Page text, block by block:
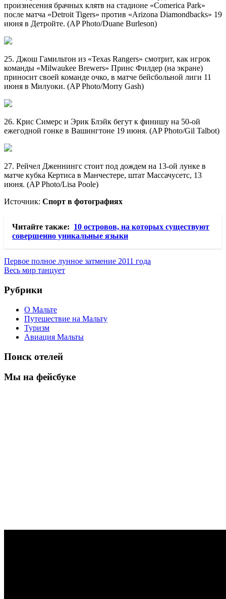
произнесения брачных клятв на стадионе «Comerica Park»
после матча «Detroit Tigers» против «Arizona Diamondbacks» 19
июня в Детройте. (AP Photo/Duane Burleson)
25. Джош Гамильтон из «Texas Rangers» смотрит, как игрок
команды «Milwaukee Brewers» Принс Филдер (на экране)
приносит своей команде очко, в матче бейсбольной лиги 11
июня в Милуоки. (AP Photo/Morry Gash)
26. Крис Симерс и Эрик Блэйк бегут к финишу на 50-ой
ежегодной гонке в Вашингтоне 19 июня. (AP Photo/Gil Talbot)
27. Рейчел Дженнингс стоит под дождем на 13-ой лунке в
матче кубка Кертиса в Манчестере, штат Массачусетс, 13
июня. (AP Photo/Lisa Poole)
Источник: Спорт в фотографиях
Читайте также: 10 островов, на которых существуют
совершенно уникальные языки
Навигация
по
записям
Предыдущая
запись:
Первое полное лунное затмение 2011 года
Следующая
Весь мир танцует
Рубрики
О Мальте
Путешествие на Мальту
Туризм
Авиация Мальты
Поиск отелей
Мы на фейсбуке